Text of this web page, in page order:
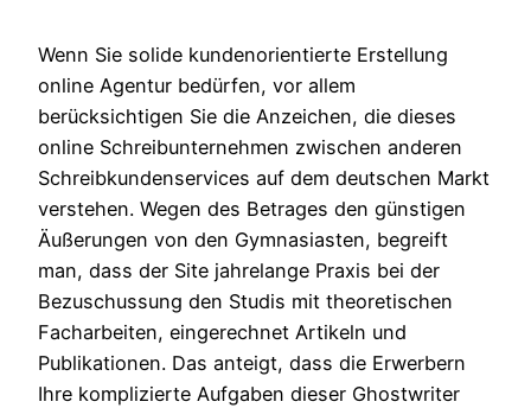
Wenn Sie solide kundenorientierte Erstellung
online Agentur bedürfen, vor allem
berücksichtigen Sie die Anzeichen, die dieses
online Schreibunternehmen zwischen anderen
Schreibkundenservices auf dem deutschen Markt
verstehen. Wegen des Betrages den günstigen
Äußerungen von den Gymnasiasten, begreift
man, dass der Site jahrelange Praxis bei der
Bezuschussung den Studis mit theoretischen
Facharbeiten, eingerechnet Artikeln und
Publikationen. Das anteigt, dass die Erwerbern
Ihre komplizierte Aufgaben dieser Ghostwriter